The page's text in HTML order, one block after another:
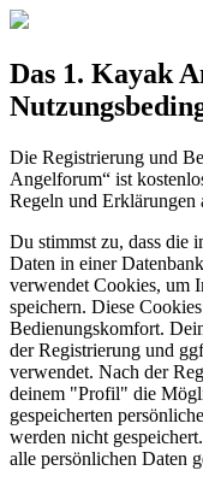
Das 1. Kayak
Die Registrierung und
Angelforum“ ist
Regeln und Erklärungen
Du stimmst zu, dass die
Daten in einer
verwendet Cookies, um
speichern. Diese
Bedienungskomfort.
der Registrierung und
verwendet. Nach der
deinem "Profil" die
gespeicherten
werden nicht
alle persönlichen Daten